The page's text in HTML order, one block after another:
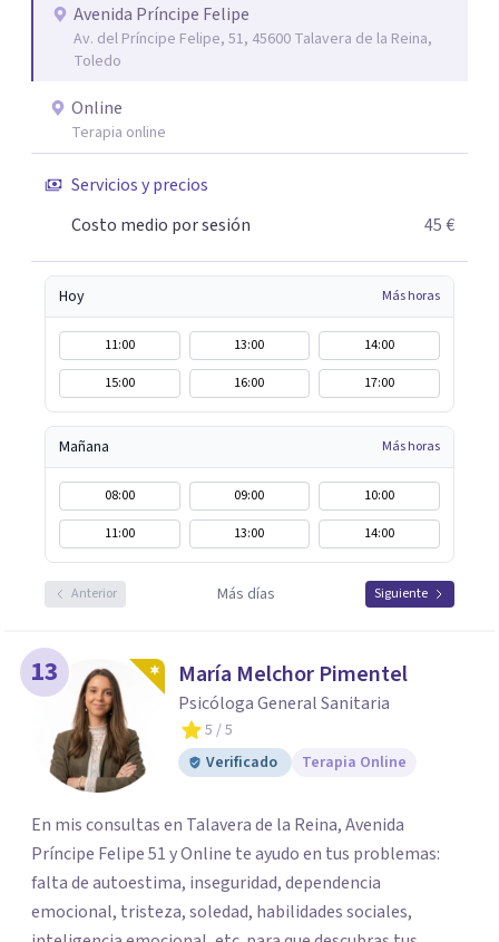
camino hacia el autoconocimiento y la fortaleza
emocional. Me apasiona trabajar con cada paciente desde
una perspectiva cercana y humana, y espero poder
acompañarte en tu camino hacia el bienestar y el
equilibrio que buscas.
Avenida Príncipe Felipe
Av. del Príncipe Felipe, 51, 45600 Talavera de la Reina,
Toledo
Online
Terapia online
Servicios y precios
Costo medio por sesión
45 €
Hoy Más horas
11:00 13:00
14:00
15:00
16:00 17:00
Mañana Más horas
08:00 09:00
10:00
11:00
13:00 14:00
Anterior Más días Siguiente
13 María Melchor Pimentel
Psicóloga General Sanitaria
5 / 5
Verificado
Terapia Online
En mis consultas en Talavera de la Reina, Avenida
Príncipe Felipe 51 y Online te ayudo en tus problemas:
falta de autoestima, inseguridad, dependencia
emocional, tristeza, soledad, habilidades sociales,